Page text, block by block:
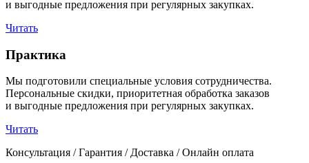
и выгодные предложения при регулярных закупках.
Читать
Практика
Мы подготовили специальные условия сотрудничества.
Персональные скидки, приоритетная обработка заказов
и выгодные предложения при регулярных закупках.
Читать
Консультация / Гарантия / Доставка / Онлайн оплата